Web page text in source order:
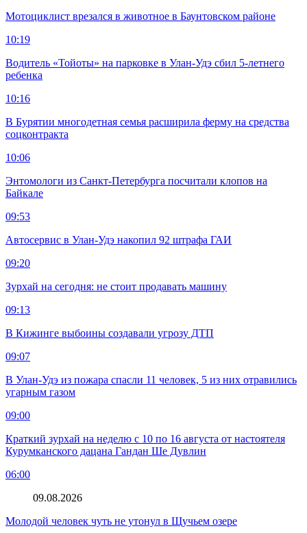
Мотоциклист врезался в животное в Баунтовском районе
10:19
Водитель «Тойоты» на парковке в Улан-Удэ сбил 5-летнего
ребенка
10:16
В Бурятии многодетная семья расширила ферму на средства
соцконтракта
10:06
Энтомологи из Санкт-Петербурга посчитали клопов на
Байкале
09:53
Автосервис в Улан-Удэ накопил 92 штрафа ГАИ
09:20
Зурхай на сегодня: не стоит продавать машину
09:13
В Кижинге выбоины создавали угрозу ДТП
09:07
В Улан-Удэ из пожара спасли 11 человек, 5 из них отравились
угарным газом
09:00
Краткий зурхай на неделю с 10 по 16 августа от настоятеля
Курумканского дацана Гандан Ше Дувлин
06:00
09.08.2026
Молодой человек чуть не утонул в Щучьем озере